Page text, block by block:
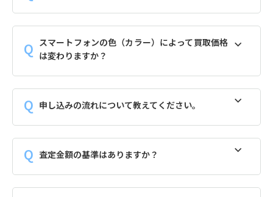
スマートフォンの色（カラー）によって買取価格
は変わりますか？
申し込みの流れについて教えてください。
査定金額の基準はありますか？